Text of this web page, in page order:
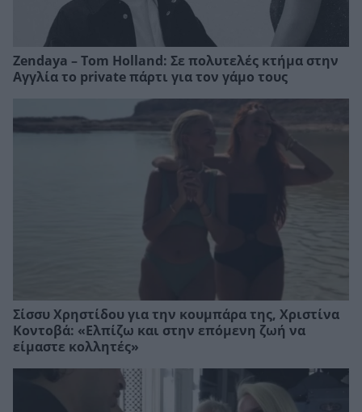
Zendaya – Tom Holland: Σε πολυτελές κτήμα στην
Αγγλία το private πάρτι για τον γάμο τους
Σίσσυ Χρηστίδου για την κουμπάρα της, Xριστίνα
Κοντοβά: «Ελπίζω και στην επόμενη ζωή να
είμαστε κολλητές»